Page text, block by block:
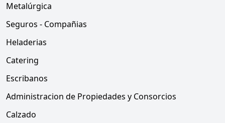
Metalúrgica
Seguros - Compañias
Heladerias
Catering
Escribanos
Administracion de Propiedades y Consorcios
Calzado